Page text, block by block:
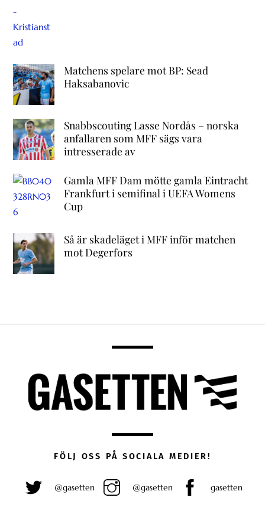
Matchens spelare mot BP: Sead
Haksabanovic
Snabbscouting Lasse Nordås – norska
anfallaren som MFF sägs vara
intresserade av
Gamla MFF Dam mötte gamla Eintracht
Frankfurt i semifinal i UEFA Womens
Cup
Så är skadeläget i MFF inför matchen
mot Degerfors
FÖLJ OSS PÅ SOCIALA MEDIER!
@gasetten @gasetten gasetten